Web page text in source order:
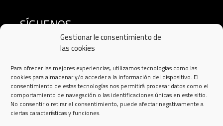
Gestionar le consentimiento de
las cookies
Para ofrecer las mejores experiencias, utilizamos tecnologías como las
cookies para almacenar y/o acceder a la información del dispositivo. El
consentimiento de estas tecnologías nos permitirá procesar datos como el
comportamiento de navegación o las identificaciones únicas en este sitio.
No consentir o retirar el consentimiento, puede afectar negativamente a
ciertas características y funciones.
SÍGUENOS